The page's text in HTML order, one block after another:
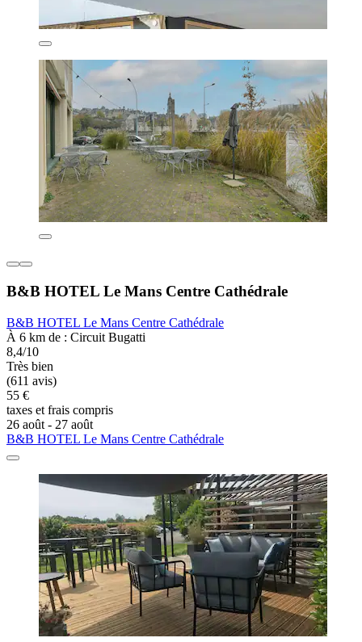
B&B HOTEL Le Mans Centre Cathédrale
B&B HOTEL Le Mans Centre Cathédrale
À 6 km de : Circuit Bugatti
8,4/10
Très bien
(611 avis)
55 €
taxes et frais compris
26 août - 27 août
B&B HOTEL Le Mans Centre Cathédrale